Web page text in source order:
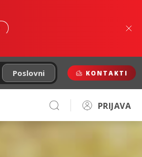
Poslovni KONTAKTI
PRIJAVA